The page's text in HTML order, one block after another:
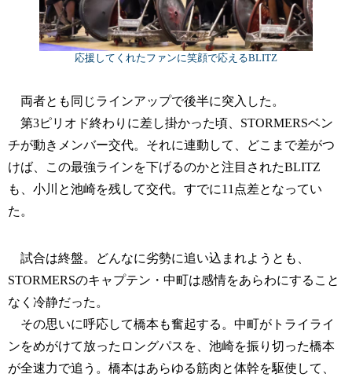
応援してくれたファンに笑顔で応えるBLITZ
両者とも同じラインアップで後半に突入した。
第3ピリオド終わりに差し掛かった頃、STORMERSベン
チが動きメンバー交代。それに連動して、どこまで差がつ
けば、この最強ラインを下げるのかと注目されたBLITZ
も、小川と池崎を残して交代。すでに11点差となってい
た。
試合は終盤。どんなに劣勢に追い込まれようとも、
STORMERSのキャプテン・中町は感情をあらわにすること
なく冷静だった。
その思いに呼応して橋本も奮起する。中町がトライライ
ンをめがけて放ったロングパスを、池崎を振り切った橋本
が全速力で追う。橋本はあらゆる筋肉と体幹を駆使して、